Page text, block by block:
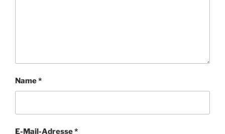
Name*
E-Mail-Adresse*